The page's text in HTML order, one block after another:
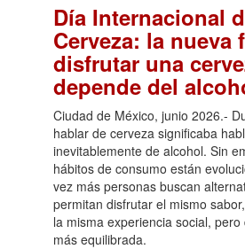
Día Internacional
Cerveza: la nueva
disfrutar una
depende del
Ciudad de México, junio 2026.-
hablar de cerveza significaba
inevitablemente de alcohol. Sin
hábitos de consumo están
vez más personas buscan
permitan disfrutar el mismo
la misma experiencia social,
más equilibrada.